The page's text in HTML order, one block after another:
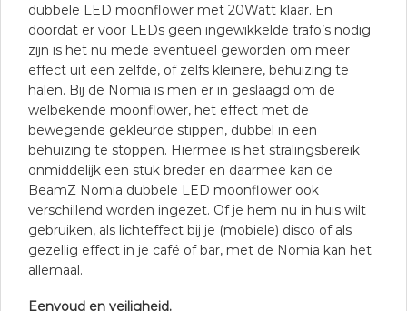
dubbele LED moonflower met 20Watt klaar. En
doordat er voor LEDs geen ingewikkelde trafo’s nodig
zijn is het nu mede eventueel geworden om meer
effect uit een zelfde, of zelfs kleinere, behuizing te
halen. Bij de Nomia is men er in geslaagd om de
welbekende moonflower, het effect met de
bewegende gekleurde stippen, dubbel in een
behuizing te stoppen. Hiermee is het stralingsbereik
onmiddelijk een stuk breder en daarmee kan de
BeamZ Nomia dubbele LED moonflower ook
verschillend worden ingezet. Of je hem nu in huis wilt
gebruiken, als lichteffect bij je (mobiele) disco of als
gezellig effect in je café of bar, met de Nomia kan het
allemaal.
Eenvoud en veiligheid.